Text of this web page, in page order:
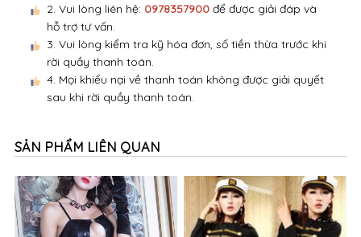
2. Vui lòng liên hệ: 0978357900để được giải đáp và
hỗ trợ tư vấn.
3. Vui lòng kiểm tra kỹ hóa đơn, số tiền thừa trước khi
rời quầy thanh toán.
4. Mọi khiếu nại về thanh toán không được giải quyết
sau khi rời quầy thanh toán.
SẢN PHẨM LIÊN QUAN